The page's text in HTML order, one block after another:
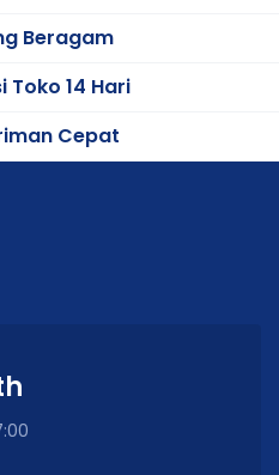
Beragam
Toko 14 Hari
Cepat